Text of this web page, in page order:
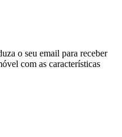
o seu email para receber
com as características